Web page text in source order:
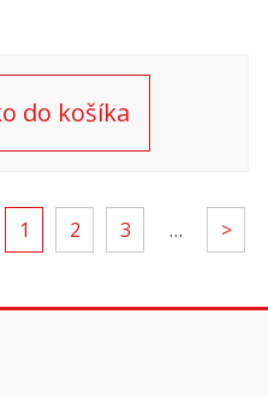
červená,
1:18
do košíka
1 2 3 … >